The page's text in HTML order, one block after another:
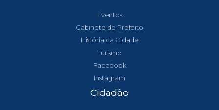
Eventos
Gabinete do Prefeito
História da Cidade
Turismo
Facebook
Instagram
Cidadão